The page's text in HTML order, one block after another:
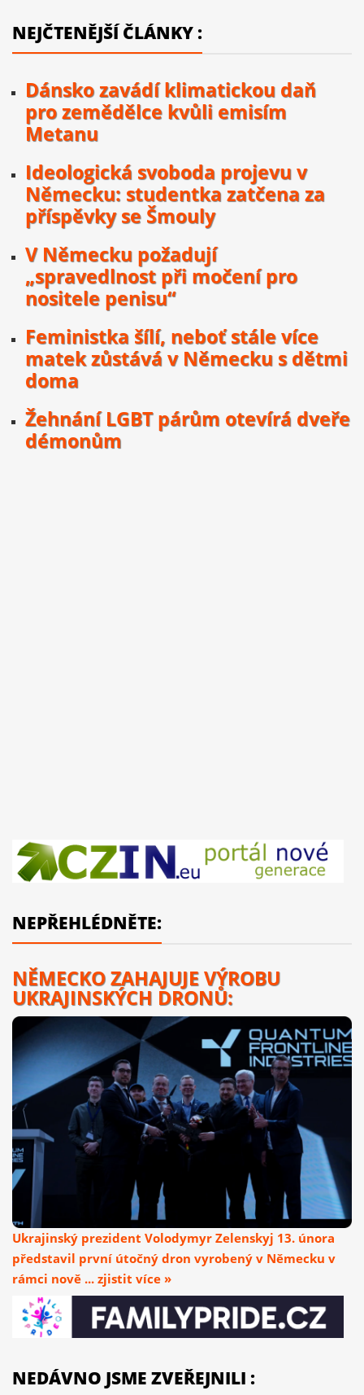
NEJČTENĚJŠÍ ČLÁNKY :
Dánsko zavádí klimatickou daň
pro zemědělce kvůli emisím
Metanu
Ideologická svoboda projevu v
Německu: studentka zatčena za
příspěvky se Šmouly
V Německu požadují
„spravedlnost při močení pro
nositele penisu“
Feministka šílí, neboť stále více
matek zůstává v Německu s dětmi
doma
Žehnání LGBT párům otevírá dveře
démonům
NEPŘEHLÉDNĚTE:
NĚMECKO ZAHAJUJE VÝROBU
UKRAJINSKÝCH DRONŮ:
Ukrajinský prezident Volodymyr Zelenskyj 13. února
představil první útočný dron vyrobený v Německu v
rámci nově ... zjistit více »
NEDÁVNO JSME ZVEŘEJNILI :